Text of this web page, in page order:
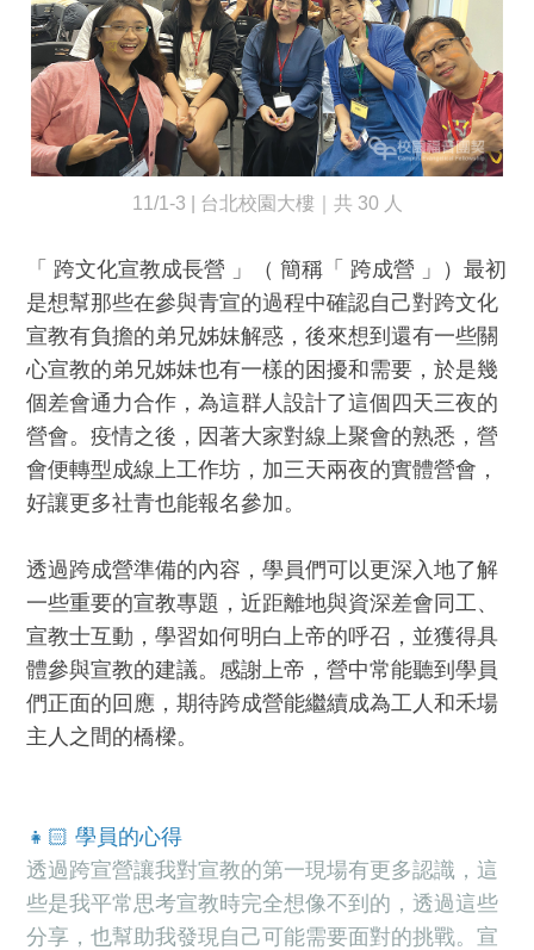
11/1-3 | 台北校園大樓｜共 30 人
「 跨文化宣教成長營 」（ 簡稱「 跨成營 」）最初
是想幫那些在參與青宣的過程中確認自己對跨文化
宣教有負擔的弟兄姊妹解惑，後來想到還有一些關
心宣教的弟兄姊妹也有一樣的困擾和需要，於是幾
個差會通力合作，為這群人設計了這個四天三夜的
營會。疫情之後，因著大家對線上聚會的熟悉，營
會便轉型成線上工作坊，加三天兩夜的實體營會，
好讓更多社青也能報名參加。
透過跨成營準備的內容，學員們可以更深入地了解
一些重要的宣教專題，近距離地與資深差會同工、
宣教士互動，學習如何明白上帝的呼召，並獲得具
體參與宣教的建議。感謝上帝，營中常能聽到學員
們正面的回應，期待跨成營能繼續成為工人和禾場
主人之間的橋樑。
👧🏻 學員的心得
透過跨宣營讓我對宣教的第一現場有更多認識，這
些是我平常思考宣教時完全想像不到的，透過這些
分享，也幫助我發現自己可能需要面對的挑戰。宣